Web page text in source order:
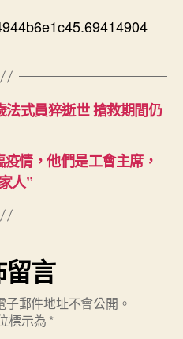
法式員猝逝世 搶救期間仍
疫情，他們是工會主席，
人”
言
郵件地址不會公開。
標示為 *